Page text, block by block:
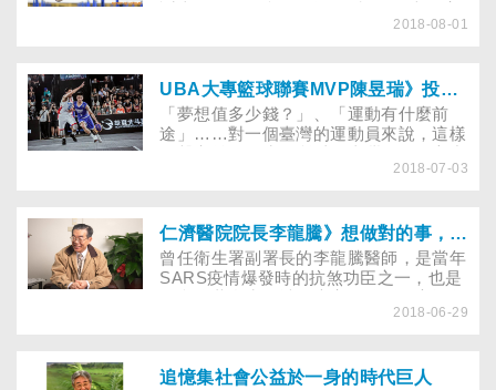
眼，曾代表我國參加世大運，今年8月又
說，當身體受傷，處在低潮期，好像整個
人生都看不到希望。但她們都很清楚：
「要對自己的選擇負責！」自己選的，就
要堅持下去！
2018-08-01
UBA大專籃球聯賽MVP陳昱瑞》投入夢想，才能真正成長
「夢想值多少錢？」、「運動有什麼前
途」……對一個臺灣的運動員來說，這樣
住著運動的靈魂，就必須比正常人更堅
2018-07-03
仁濟醫院院長李龍騰》想做對的事，就要堅持！
曾任衛生署副署長的李龍騰醫師，是當年
SARS疫情爆發時的抗煞功臣之一，也是
職，對於醫療專業始終有一份榮譽感與使
候，他認為專業遠比烏紗帽重要……
2018-06-29
追憶集社會公益於一身的時代巨人